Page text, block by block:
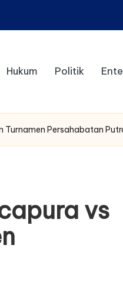
Hukum Politik
Turnamen Persahabatan
vs